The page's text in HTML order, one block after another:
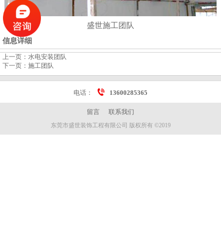
盛世施工团队
信息详细
上一页： 水电安装团队
下一页： 施工团队
电话： 13600285365
留言 联系我们
东莞市盛世装饰工程有限公司 版权所有 ©2019